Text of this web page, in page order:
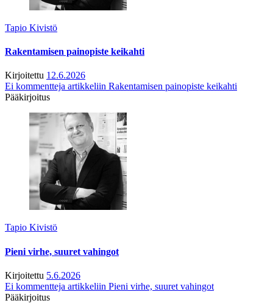
Tapio Kivistö
Rakentamisen painopiste keikahti
Kirjoitettu 12.6.2026
Ei kommentteja artikkeliin Rakentamisen painopiste keikahti
Pääkirjoitus
Tapio Kivistö
Pieni virhe, suuret vahingot
Kirjoitettu 5.6.2026
Ei kommentteja artikkeliin Pieni virhe, suuret vahingot
Pääkirjoitus